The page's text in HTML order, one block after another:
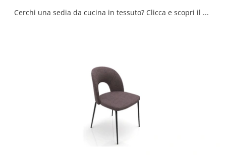
Cerchi una sedia da cucina in tessuto? Clicca e scopri il modello Betty/B di Zamagna per ultimare i tuoi interni ottimamente.